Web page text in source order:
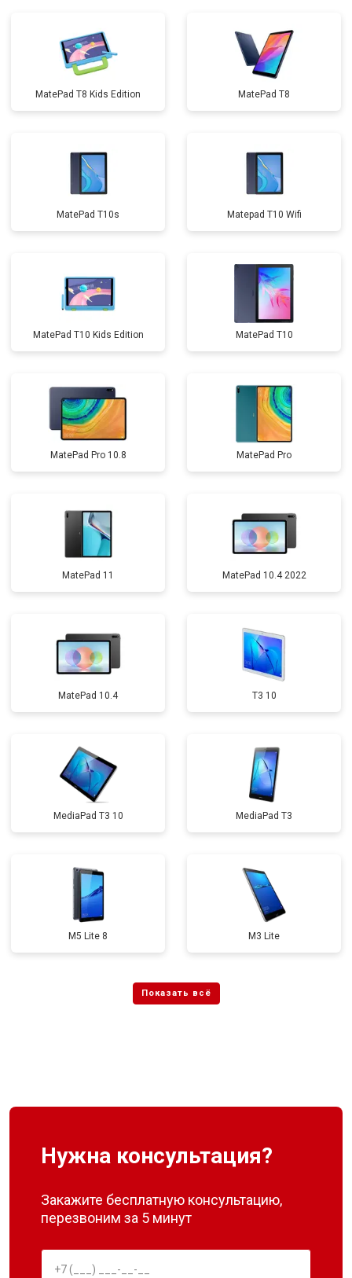
MatePad T8 Kids Edition MatePad T8
MatePad T10s Matepad T10 Wifi
MatePad T10 Kids Edition MatePad T10
MatePad Pro 10.8 MatePad Pro
MatePad 11 MatePad 10.4 2022
MatePad 10.4 T3 10
MediaPad T3 10 MediaPad T3
M5 Lite 8 M3 Lite
Нужна консультация?
Закажите бесплатную консультацию,
перезвоним за 5 минут